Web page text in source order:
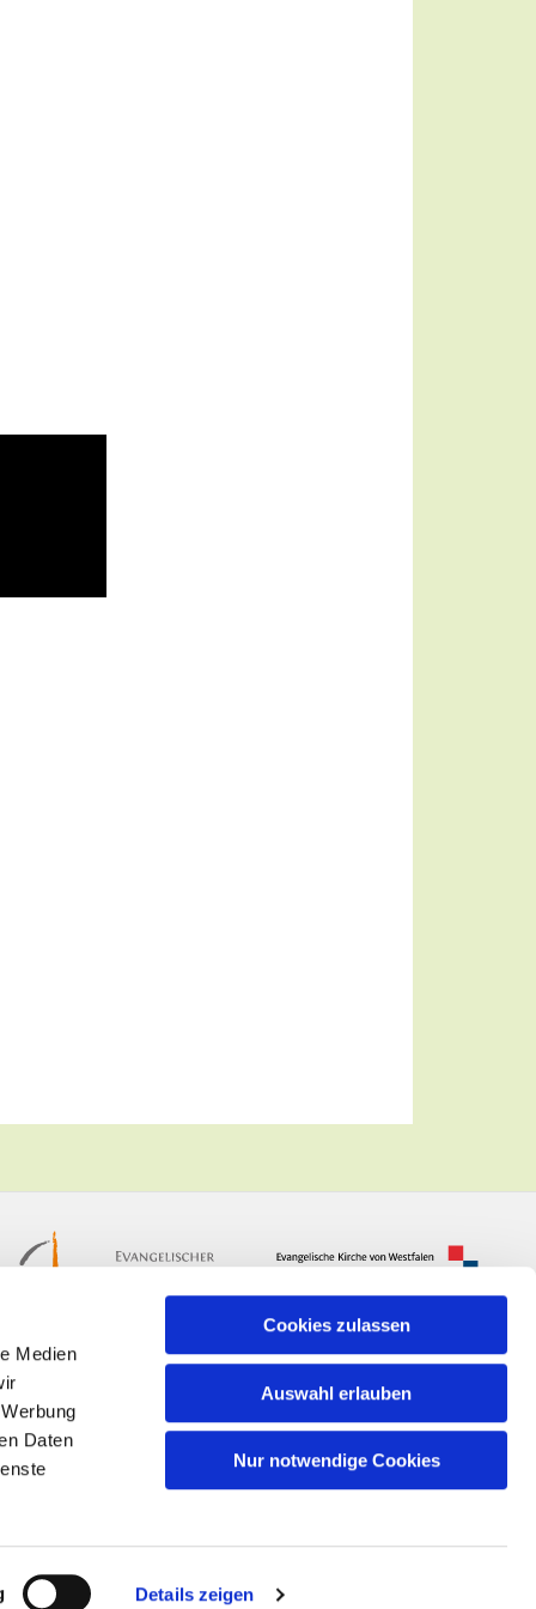
Medien
Daten
Details zeigen
Cookies zulassen
Auswahl erlauben
Nur notwendige Cookies